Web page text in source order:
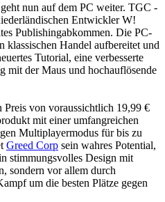
geht nun auf dem PC weiter. TGC -
Entwickler W!
Publishingabkommen. Die PC-
Handel aufbereitet und
Tutorial, eine verbesserte
mit der Maus und hochauflösende
Preis von voraussichtlich 19,99 €
mit einer umfangreichen
Multiplayermodus für bis zu
Greed Corp sein wahres Potential,
stimmungsvolles Design mit
sondern vor allem durch
um die besten Plätze gegen